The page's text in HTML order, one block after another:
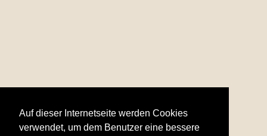
Auf dieser Internetseite werden Cookies
verwendet, um dem Benutzer eine bessere